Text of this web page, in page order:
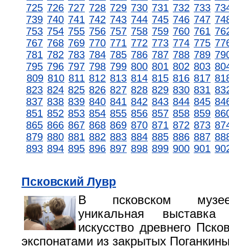
725 726 727 728 729 730 731 732 733
739 740 741 742 743 744 745 746 747
753 754 755 756 757 758 759 760 761
767 768 769 770 771 772 773 774 775
781 782 783 784 785 786 787 788 789
795 796 797 798 799 800 801 802 803
809 810 811 812 813 814 815 816 817
823 824 825 826 827 828 829 830 831
837 838 839 840 841 842 843 844 845
851 852 853 854 855 856 857 858 859
865 866 867 868 869 870 871 872 873
879 880 881 882 883 884 885 886 887
893 894 895 896 897 898 899 900 901
Псковский Лувр
В псковском
уникальная
искусство древнего
экспонатами из закрытых